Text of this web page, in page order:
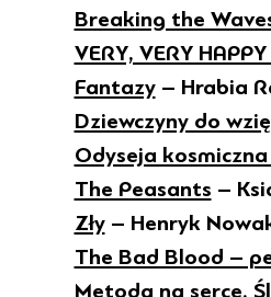
Breaking the
VERY, VERY
Fantazy – Hrabia
Dziewczyny do
Odyseja
The Peasants –
Zły – Henryk
The Bad Blood –
Metoda na serce.